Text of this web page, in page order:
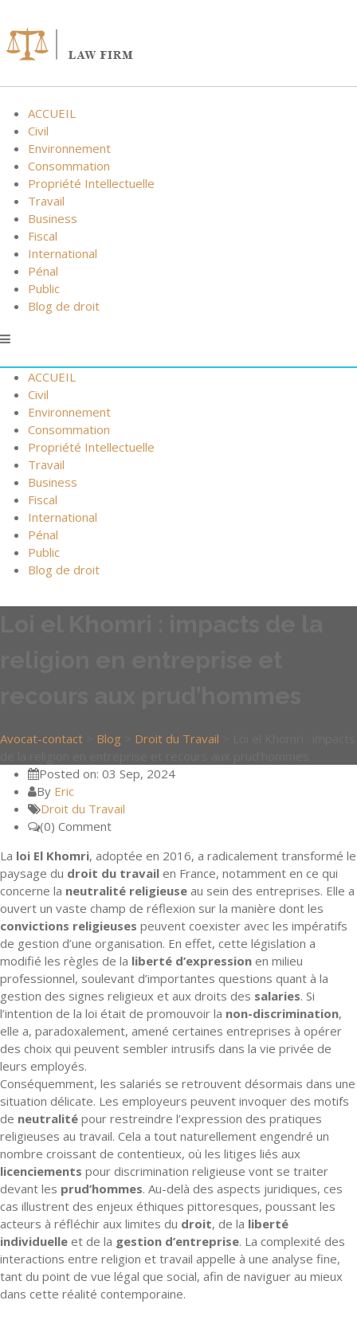
content
ACCUEIL
Civil
Environnement
Consommation
Propriété Intellectuelle
Travail
Business
Fiscal
International
Pénal
Public
Blog de droit
ACCUEIL
Civil
Environnement
Consommation
Propriété Intellectuelle
Travail
Business
Fiscal
International
Pénal
Public
Blog de droit
Avocat-contact Blog Droit du Travail
Posted on: 03 Sep, 2024
By Eric
Droit du Travail
(0) Comment
La loi El Khomri, adoptée en 2016, a radicalement transformé le
paysage du droit du travail en France, notamment en ce qui
concerne la neutralité religieuse au sein des entreprises. Elle a
ouvert un vaste champ de réflexion sur la manière dont les
convictions religieuses peuvent coexister avec les impératifs
de gestion d’une organisation. En effet, cette législation a
modifié les règles de la liberté d’expression en milieu
professionnel, soulevant d’importantes questions quant à la
gestion des signes religieux et aux droits des salaries. Si
l’intention de la loi était de promouvoir la non-discrimination,
elle a, paradoxalement, amené certaines entreprises à opérer
des choix qui peuvent sembler intrusifs dans la vie privée de
leurs employés.
Conséquemment, les salariés se retrouvent désormais dans une
situation délicate. Les employeurs peuvent invoquer des motifs
de neutralité pour restreindre l’expression des pratiques
religieuses au travail. Cela a tout naturellement engendré un
nombre croissant de contentieux, où les litiges liés aux
licenciements pour discrimination religieuse vont se traiter
devant les prud’hommes. Au-delà des aspects juridiques, ces
cas illustrent des enjeux éthiques pittoresques, poussant les
acteurs à réfléchir aux limites du droit, de la liberté
individuelle et de la gestion d’entreprise. La complexité des
interactions entre religion et travail appelle à une analyse fine,
tant du point de vue légal que social, afin de naviguer au mieux
dans cette réalité contemporaine.